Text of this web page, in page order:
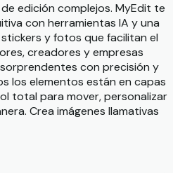
edición complejos. MyEdit te
con herramientas IA y una
y fotos que facilitan el
creadores y empresas
con precisión y
los elementos están en capas
total para mover, personalizar
Crea imágenes llamativas